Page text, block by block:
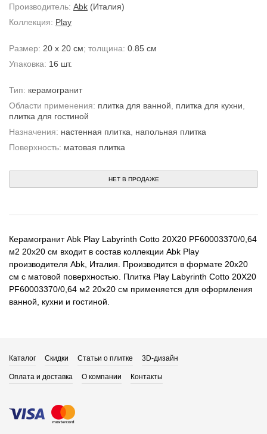
Производитель: Abk (Италия)
Коллекция: Play
Размер: 20 x 20 см; толщина: 0.85 см
Упаковка: 16 шт.
Тип: керамогранит
Области применения: плитка для ванной плитка для кухни
плитка для гостиной
Назначения: настенная плитка
напольная плитка
Поверхность: матовая плитка
НЕТ В ПРОДАЖЕ
Керамогранит Abk Play Labyrinth Cotto 20X20 PF60003370/0,64
м2 20x20 см входит в состав коллекции Abk Play
производителя Abk, Италия. Производится в формате 20x20
см с матовой поверхностью. Плитка Play Labyrinth Cotto 20X20
PF60003370/0,64 м2 20x20 см применяется для оформления
ванной, кухни и гостиной.
Каталог Скидки Статьи о плитке 3D-дизайн
Оплата и доставка О компании Контакты